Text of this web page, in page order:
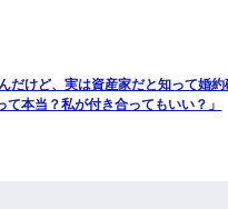
だけど、実は資産家だと知って婚
本当？私が付き合ってもいい？」